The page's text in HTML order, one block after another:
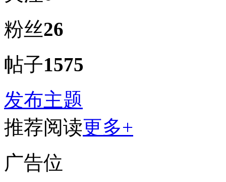
粉丝26
帖子1575
发布主题
推荐阅读更多+
广告位